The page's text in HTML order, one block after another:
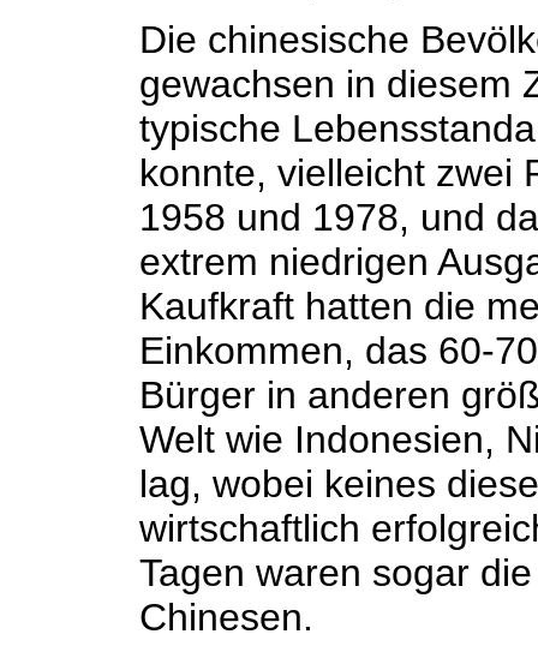
Die chinesische
gewachsen in diesem
typische
konnte, vielleicht zwei
1958 und 1978, und
extrem niedrigen
Kaufkraft hatten die
Einkommen, das 60-
Bürger in anderen
Welt wie Indonesien,
lag, wobei keines
wirtschaftlich
Tagen waren sogar
Chinesen.